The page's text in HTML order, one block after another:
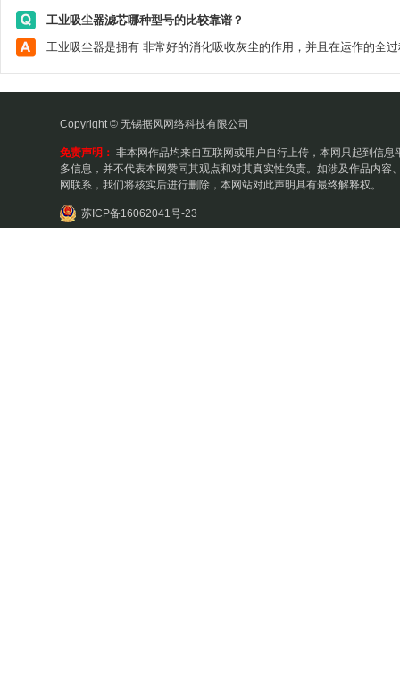
工业吸尘器滤芯哪种型号的比较靠谱？
Copyright © 无锡据风网络科技有限公司
免责声明： 非本网作品均来自互联网或用户自行上传，本网只起到信息
多信息，并不代表本网赞同其观点和对其真实性负责。如涉及作品内容
网联系，我们将核实后进行删除，本网站对此声明具有最终解释权。
苏ICP备16062041号-23